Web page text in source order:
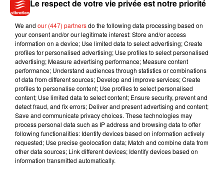
Voir cette publication sur Instagram
Like, can we save the mother freakin turtles already?!
#parenttakeover #makebetterchoices #instagood #followme
#savetheturtles
Le respect de votre vie privée est notre priorité
We and our (447) partnersdo the following data processing based on
your consent and/or our legitimate interest: Store and/or access
information on a device; Use limited data to select advertising; Create
profiles for personalised advertising; Use profiles to select personalised
advertising; Measure advertising performance; Measure content
performance; Understand audiences through statistics or combinations
of data from different sources; Develop and improve services; Create
profiles to personalise content; Use profiles to select personalised
content; Use limited data to select content; Ensure security, prevent and
detect fraud, and fix errors; Deliver and present advertising and content;
Save and communicate privacy choices. These technologies may
process personal data such as IP address and browsing data to offer
following functionalities: Identify devices based on information actively
requested; Use precise geolocation data; Match and combine data from
other data sources; Link different devices; Identify devices based on
information transmitted automatically.